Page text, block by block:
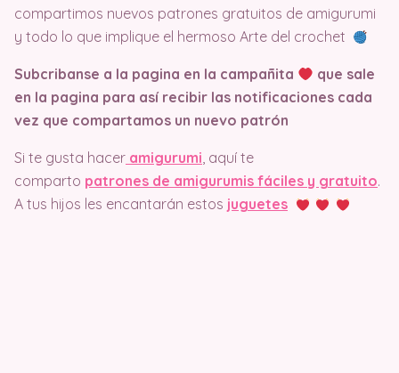
compartimos nuevos patrones gratuitos de amigurumi
y todo lo que implique el hermoso Arte del crochet
Subcribanse a la pagina en la campañita
que sale
en la pagina para así recibir las notificaciones cada
vez que compartamos un nuevo patrón
Si te gusta hacer amigurumi, aquí te
comparto patrones de amigurumis fáciles y gratuito.
A tus hijos les encantarán estos juguetes